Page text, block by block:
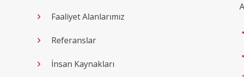
Faaliyet Alanlarımız
Referanslar
İnsan Kaynakları